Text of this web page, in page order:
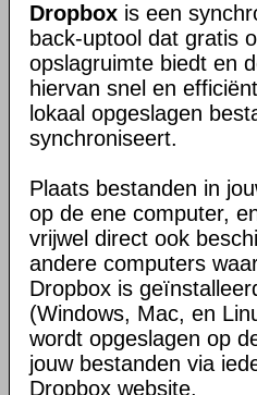
Dropbox is een
back-uptool dat gratis
opslagruimte biedt en
hiervan snel en
lokaal opgeslagen
synchroniseert.
Plaats bestanden in
op de ene computer,
vrijwel direct ook
andere computers
Dropbox is
(Windows, Mac, en
wordt opgeslagen op
jouw bestanden via
Dropbox website.